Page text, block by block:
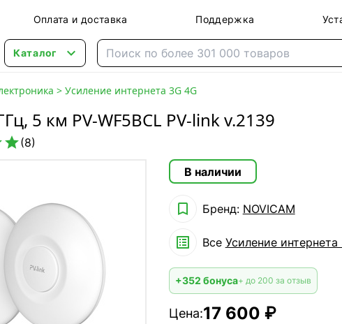
Оплата и доставка Поддержка
Каталог 
> Усиление интернета 3G 4G
5 км PV-WF5BCL PV-link v.2139
(8)
В наличии
 Бренд: NOVICAM
 Все Усиление интернета
+352 бонуса+ до 200 за отзыв
Цена:17 600 ₽